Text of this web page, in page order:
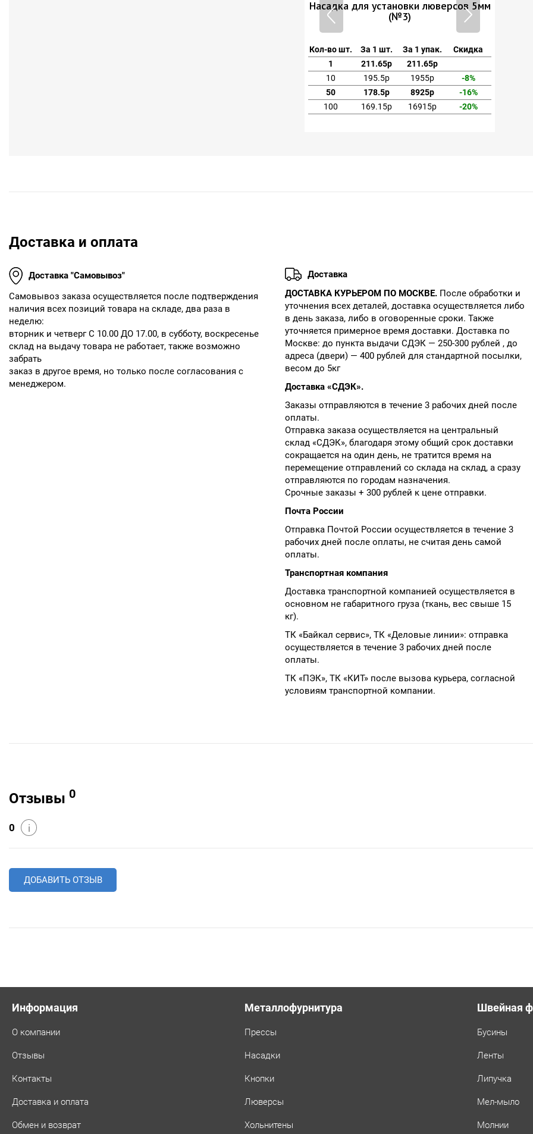
Насадка для установки люверсов 5мм
(№3)
Кол-во шт. За 1 шт. За 1 упак.
Скидка
1
211.65р
211.65р
10
195.5р 1955р
-8%
50
178.5р 8925р
-16%
100
169.15р 16915р -20%
Доставка и оплата
Доставка "Самовывоз"
Cамовывоз заказа осуществляется после подтверждения
наличия всех позиций товара на складе, два раза в
неделю:
вторник и четверг С 10.00 ДО 17.00, в субботу, воскресенье
склад на выдачу товара не работает, также возможно
забрать
заказ в другое время, но только после согласования с
менеджером.
Доставка
ДОСТАВКА КУРЬЕРОМ ПО МОСКВЕ.После обработки и
уточнения всех деталей, доставка осуществляется либо
в день заказа, либо в оговоренные сроки. Также
уточняется примерное время доставки. Доставка по
Москве: до пункта выдачи СДЭК — 250-300 рублей , до
адреса (двери) — 400 рублей для стандартной посылки,
весом до 5кг
Доставка «СДЭК».
Заказы отправляются в течение 3 рабочих дней после
оплаты.
Отправка заказа осуществляется на центральный
склад «СДЭК», благодаря этому общий срок доставки
сокращается на один день, не тратится время на
перемещение отправлений со склада на склад, а сразу
отправляются по городам назначения.
Срочные заказы + 300 рублей к цене отправки.
Почта России
Отправка Почтой России осуществляется в течение 3
рабочих дней после оплаты, не считая день самой
оплаты.
Транспортная компания
Доставка транспортной компанией осуществляется в
основном не габаритного груза (ткань, вес свыше 15
кг).
ТК «Байкал сервис», ТК «Деловые линии»: отправка
осуществляется в течение 3 рабочих дней после
оплаты.
ТК «ПЭК», ТК «КИТ» после вызова курьера, согласной
условиям транспортной компании.
Отзывы 0
0 i
ДОБАВИТЬ ОТЗЫВ
Информация
О компании
Отзывы
Контакты
Доставка и оплата
Обмен и возврат
Металлофурнитура
Прессы
Насадки
Кнопки
Люверсы
Хольнитены
Швейная
Бусины
Ленты
Липучка
Мел-мыло
Молнии